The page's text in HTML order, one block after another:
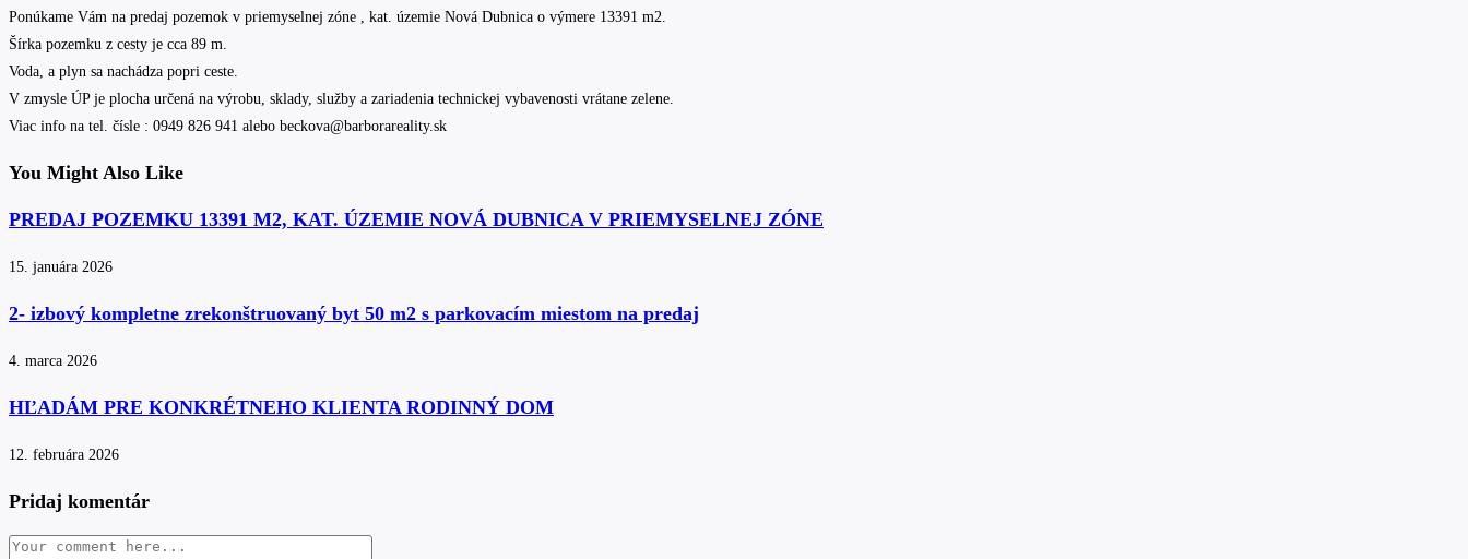
Ponúkame Vám na predaj pozemok v priemyselnej zóne , kat. územie Nová Dubnica o výmere 13391 m2.
Šírka pozemku z cesty je cca 89 m.
Voda, a plyn sa nachádza popri ceste.
V zmysle ÚP je plocha určená na výrobu, sklady, služby a zariadenia technickej vybavenosti vrátane zelene.
Viac info na tel. čísle : 0949 826 941 alebo beckova@barborareality.sk
You Might Also Like
PREDAJ POZEMKU 13391 M2, KAT. ÚZEMIE NOVÁ DUBNICA V PRIEMYSELNEJ ZÓNE
15. januára 2026
2- izbový kompletne zrekonštruovaný byt 50 m2 s parkovacím miestom na predaj
4. marca 2026
HĽADÁM PRE KONKRÉTNEHO KLIENTA RODINNÝ DOM
12. februára 2026
Pridaj komentár
Comment